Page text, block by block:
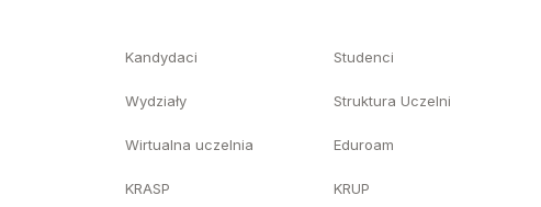
Kandydaci
Wydziały
Wirtualna uczelnia
KRASP
Studenci
Struktura Uczelni
Eduroam
KRUP